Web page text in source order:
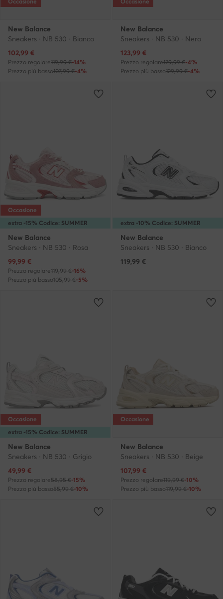
New Balance
Sneakers · NB 530 · Bianco
Prezzo attuale
102,99 €
Prezzo regolare119,99 €-14%
Prezzo più basso107,99 €-4%
New Balance
Sneakers · NB 530 · Nero
Prezzo attuale
123,99 €
Prezzo regolare129,99 €-4%
Prezzo più basso129,99 €-4%
extra -15% Codice: SUMMER
Occasione
New Balance
Sneakers · NB 530 · Rosa
Prezzo attuale
99,99 €
Prezzo regolare119,99 €-16%
Prezzo più basso105,99 €-5%
extra -10% Codice: SUMMER
New Balance
Sneakers · NB 530 · Bianco
119,99 €
extra -15% Codice: SUMMER
Occasione
New Balance
Sneakers · NB 530 · Grigio
Prezzo attuale
49,99 €
Prezzo regolare58,95 €-15%
Prezzo più basso55,99 €-10%
Occasione
New Balance
Sneakers · NB 530 · Beige
Prezzo attuale
107,99 €
Prezzo regolare119,99 €-10%
Prezzo più basso119,99 €-10%